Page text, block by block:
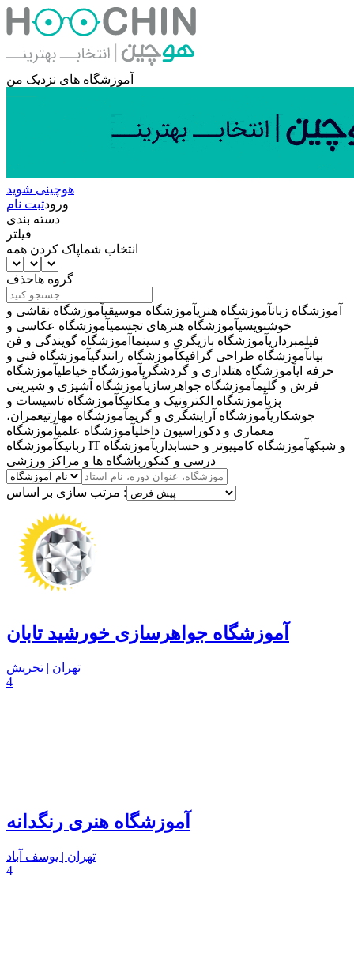
آموزشگاه های نزدیک من
هوچینی شوید
ورودثبت نام
دسته بندی
فیلتر
انتخاب شماپاک کردن همه
گروه هاحذف
آموزشگاه زبانآموزشگاه هنریآموزشگاه موسیقیآموزشگاه نقاشی و
خوشنویسیآموزشگاه هنرهای تجسمیآموزشگاه عکاسی و
فیلمبرداریآموزشگاه بازیگری و سینما آموزشگاه گویندگی و فن
بیانآموزشگاه طراحی گرافیکآموزشگاه رانندگیآموزشگاه فنی و
حرفه ایآموزشگاه هتلداری و گردشگریآموزشگاه خیاطیآموزشگاه
فرش و گلیمآموزشگاه جواهرسازیآموزشگاه آشپزی و شیرینی
پزیآموزشگاه الکترونیک و مکانیکآموزشگاه تاسیسات و
جوشکاریآموزشگاه آرایشگری و گریمآموزشگاه مهارتیعمران،
معماری و دکوراسیون داخلیآموزشگاه علمیآموزشگاه
رباتیک
آموزشگاه IT و شبکهآموزشگاه کامپیوتر و حسابداریآموزشگاه
درسی و کنکور باشگاه ها و مراکز ورزشی
مرتب سازی بر اساس :
آموزشگاه جواهرسازی خورشید تابان
تهران | تجریش
4
آموزشگاه هنری رنگدانه
تهران | یوسف آباد
4